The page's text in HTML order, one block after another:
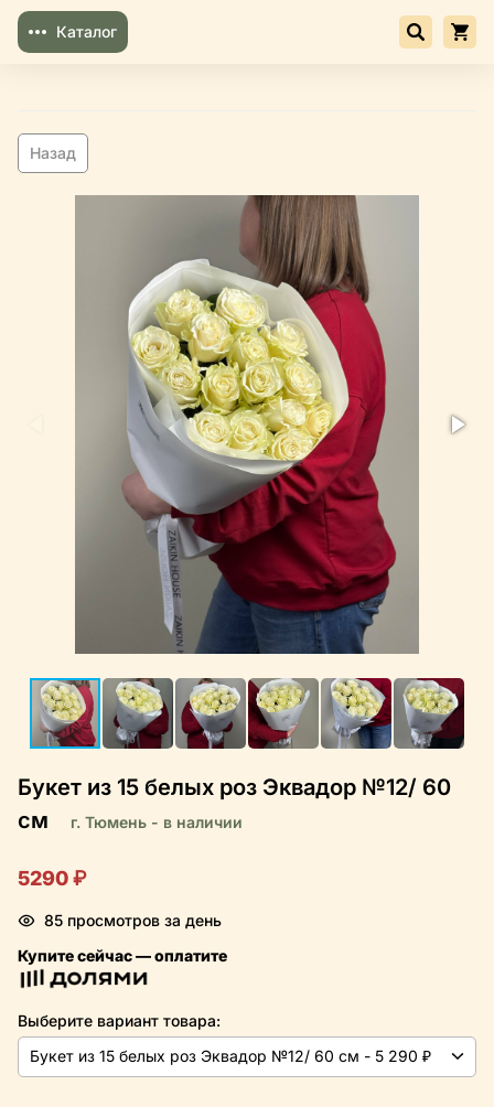
Каталог
Назад
Букет из 15 белых роз Эквадор №12/ 60
см
г. Тюмень - в наличии
5290 ₽
85 просмотров за день
Купите сейчас — оплатите
Выберите вариант товара: